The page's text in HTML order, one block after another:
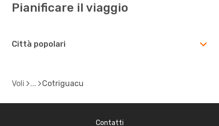
Pianificare il viaggio
Città popolari
Voli Cotriguacu
Contatti